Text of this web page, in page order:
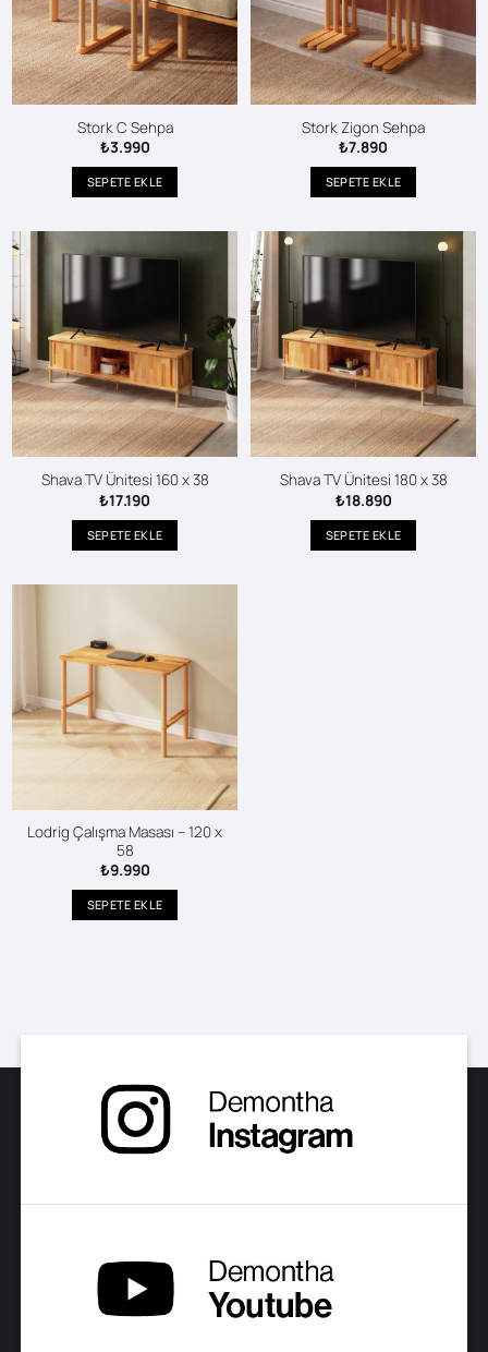
Stork C Sehpa
₺3.990
SEPETE EKLE
Stork Zigon Sehpa
₺7.890
SEPETE EKLE
Shava TV Ünitesi 160 x 38
₺17.190
SEPETE EKLE
Shava TV Ünitesi 180 x 38
₺18.890
SEPETE EKLE
Lodrig Çalışma Masası – 120 x
58
₺9.990
SEPETE EKLE